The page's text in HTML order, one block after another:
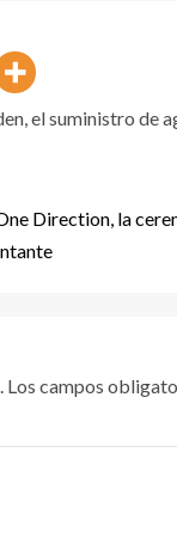
el suministro de
Direction, la
Los campos